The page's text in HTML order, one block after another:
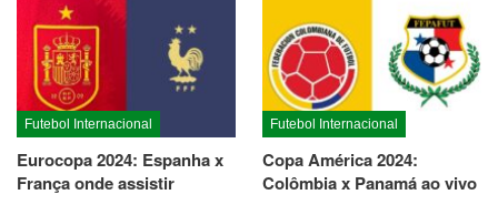
Futebol Internacional
Eurocopa 2024: Espanha x
França onde assistir
Futebol Internacional
Copa América 2024:
Colômbia x Panamá ao vivo